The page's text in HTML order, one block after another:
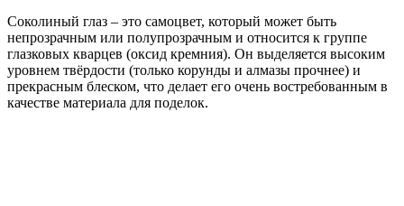
Соколиный глаз – это самоцвет, который может быть
непрозрачным или полупрозрачным и относится к группе
глазковых кварцев (оксид кремния). Он выделяется высоким
уровнем твёрдости (только корунды и алмазы прочнее) и
прекрасным блеском, что делает его очень востребованным в
качестве материала для поделок.